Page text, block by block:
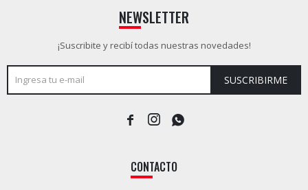
CONTACTO
NEWSLETTER
¡Suscribite y recibí todas nuestras novedades!
SUSCRIBIRME
  